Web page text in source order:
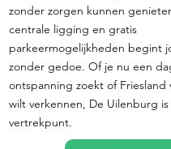
zonder zorgen kunnen
centrale ligging en gratis
parkeermogelijkheden begint
zonder gedoe. Of je nu een
ontspanning zoekt of Friesland
wilt verkennen, De Uilenburg
vertrekpunt.